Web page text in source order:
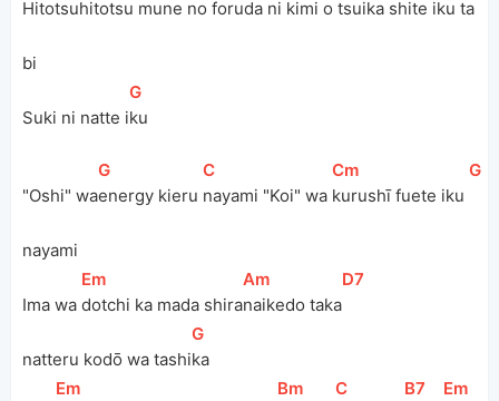
Hitotsuhitotsu mune no foruda ni kimi o tsuika shite iku ta
bi
Suki ni natte i
[
G
ku
"Oshi" wa
[
G
energy kieru
[
C
nayami "Koi" wa
[
Cm
kurushī fuete iku
[
G
nayami
Ima wa
[Em
dotchi ka mada shira
[
Am
naikedo taka
[D7
natteru kodō wa tashi
[
G
ka
[Em [Bm [
C [B7 [Em